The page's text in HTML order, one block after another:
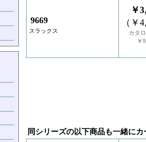
9669
スラックス
￥
（￥
カタ
￥
同シリーズの以下商品も一緒に